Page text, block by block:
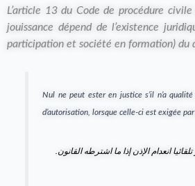
L’article 13 du Code de procédure
jouissance dépend de l’existence
participation et société en formation) du
Nul ne peut ester en justice s’il n’a
d’autorisation, lorsque celle-ci est exigée
انعدام الإذن إذا ما اشترطه القانون.